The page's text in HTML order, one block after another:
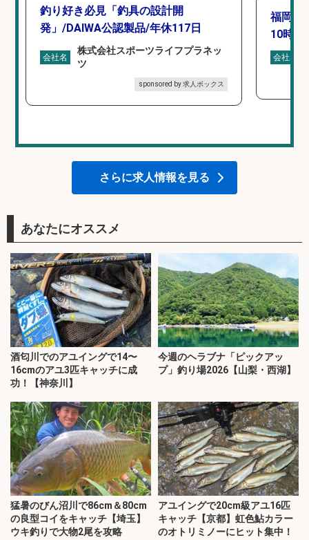
釣り好き必見「釣具の設計開
発」/DAIWA公認製品/年休117日
会社名
株式会社スポーツライフプラネッ
ツ
sponsored by 求人ボックス
福岡「
10時間
会社名
さらに求人情報を見る
あなたにオススメ
酒匂川でのアユイングで14〜
16cmのアユ3匹キャッチに成
功！【神奈川】
今週のヘラブナ「ピックアッ
プ」釣り場2026【山梨・西湖】
猛暑のびん沼川で86cm＆80cm
の良型コイをキャッチ【埼玉】
ウキ釣りで大物2尾を攻略
アユイングで20cm級アユ16匹
キャッチ【京都】虹色鮎カラー
のオトリミノーにヒット集中！